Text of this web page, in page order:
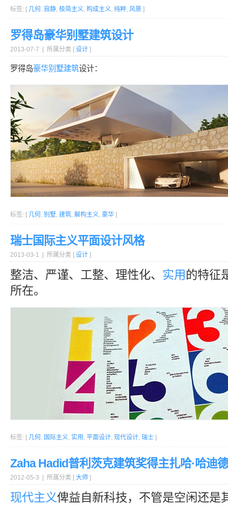
标签: [ 几何 , 寂静, 极简主义, 构成主义, 纯粹, 风景 ]
罗得岛豪华别墅建筑设计
2013-07-7 | 所属分类 [ 设计 ]
罗得岛豪华别墅建筑设计：
标签: [ 几何 , 别墅, 建筑, 解构主义, 豪华 ]
瑞士国际主义平面设计风格
2013-03-1 | 所属分类 [ 设计 ]
整洁、严谨、工整、理性化、 实用的特征
所在。
标签: [ 几何 , 国际主义, 实用 , 平面设计, 现代设计, 瑞士 ]
Zaha Hadid普利茨克建筑奖得主扎哈·哈迪德
2012-05-3 | 所属分类 [ 大师 ]
现代主义俾益自新科技，不管是空闲还是